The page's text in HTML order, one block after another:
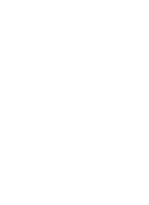
cultes, 8 avril 1959".